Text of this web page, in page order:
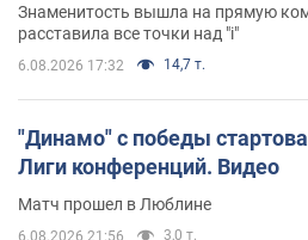
Знаменитость вышла на прямую
расставила все точки над "i"
6.08.2026 17:32 14,7 т.
"Динамо" с победы
Лиги конференций. Видео
Матч прошел в Люблине
6.08.2026 21:56 3,0 т.